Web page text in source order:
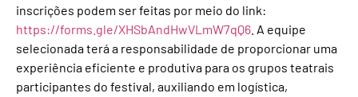
inscrições podem ser feitas por meio do link:
https://forms.gle/XHSbAndHwVLmW7qQ6 . A equipe
selecionada terá a responsabilidade de proporcionar uma
experiência eficiente e produtiva para os grupos teatrais
participantes do festival, auxiliando em logística,